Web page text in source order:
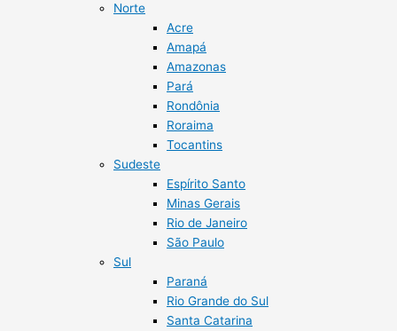
Norte
Acre
Amapá
Amazonas
Pará
Rondônia
Roraima
Tocantins
Sudeste
Espírito Santo
Minas Gerais
Rio de Janeiro
São Paulo
Sul
Paraná
Rio Grande do Sul
Santa Catarina